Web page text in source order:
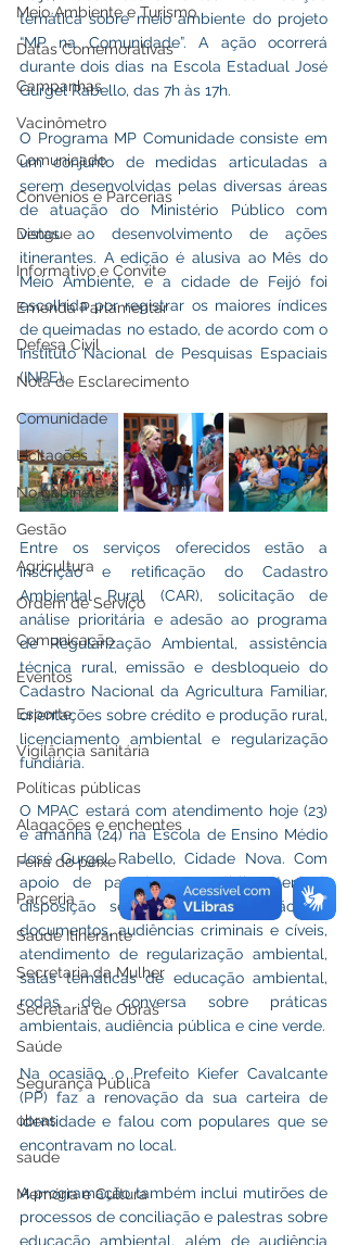
Meio Ambiente e Turismo
Datas Comemorativas
Campanhas
Vacinômetro
Comunicado
Convênios e Parcerias
Dengue
Informativo e Convite
Emenda Parlamentar
Defesa Civil
Nota de Esclarecimento
Comunidade
Licitações
No gabinete
Gestão
Agricultura
Ordem de Serviço
Comunicação
Eventos
Esporte
Vigilância sanitária
Políticas públicas
Alagações e enchentes
Feira do peixe
Parceria
Saúde Itinerante
Secretaria da Mulher
Secretaria de Obras
Saúde
Segurança Pública
obras
saude
Memória e Cultura
temática sobre meio ambiente do projeto
“MP na Comunidade”. A ação ocorrerá
durante dois dias na Escola Estadual José
Gurgel Rabello, das 7h às 17h.
O Programa MP Comunidade consiste em
um conjunto de medidas articuladas a
serem desenvolvidas pelas diversas áreas
de atuação do Ministério Público com
vistas ao desenvolvimento de ações
itinerantes. A edição é alusiva ao Mês do
Meio Ambiente, e a cidade de Feijó foi
escolhida por registrar os maiores índices
de queimadas no estado, de acordo com o
Instituto Nacional de Pesquisas Espaciais
(INPE).
Entre os serviços oferecidos estão a
inscrição e retificação do Cadastro
Ambiental Rural (CAR), solicitação de
análise prioritária e adesão ao programa
de Regularização Ambiental, assistência
técnica rural, emissão e desbloqueio do
Cadastro Nacional da Agricultura Familiar,
orientações sobre crédito e produção rural,
licenciamento ambiental e regularização
fundiária.
O MPAC estará com atendimento hoje (23)
e amanhã (24) na Escola de Ensino Médio
José Gurgel Rabello, Cidade Nova. Com
apoio de parceiros, o público terá à
disposição serviços como emissão de
documentos, audiências criminais e cíveis,
atendimento de regularização ambiental,
salas temáticas de educação ambiental,
rodas de conversa sobre práticas
ambientais, audiência pública e cine verde.
Na ocasião, o Prefeito Kiefer Cavalcante
(PP) faz a renovação da sua carteira de
identidade e falou com populares que se
encontravam no local.
A programação também inclui mutirões de
processos de conciliação e palestras sobre
educação ambiental, além de audiência